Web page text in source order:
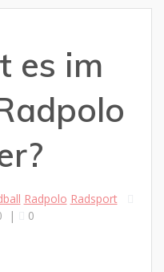
es im
Radpolo Radsport
| 0